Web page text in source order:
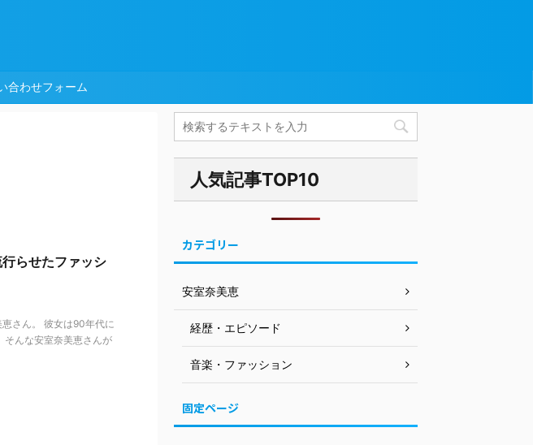
合わせフォーム
らせたファッシ
さん。 彼女は90年代に
そんな安室奈美恵さんが
人気記事TOP10
カテゴリー
安室奈美恵
経歴・エピソード
音楽・ファッション
固定ページ